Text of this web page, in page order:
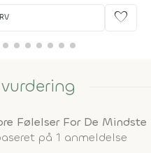
favorite
Følelser For De Mindste
på 1 anmeldelse